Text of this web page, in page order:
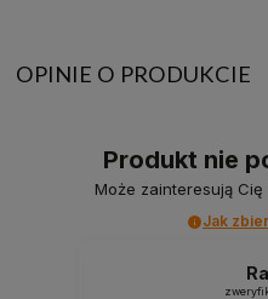
OPINIE O PRODUKCIE
Produkt nie
Może zainteresują
Jak